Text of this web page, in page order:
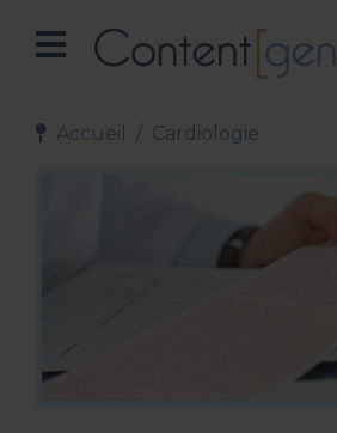
Accueil Cardiologie